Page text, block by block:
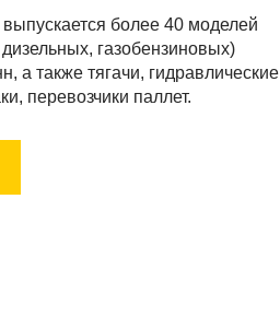
более 40 моделей
дизельных, газобензиновых)
а также тягачи, гидравлические
перевозчики паллет.